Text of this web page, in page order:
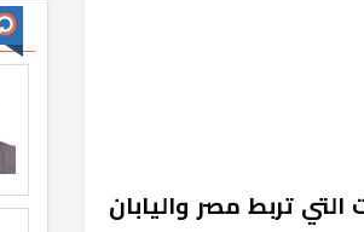
تربط مصر واليابان